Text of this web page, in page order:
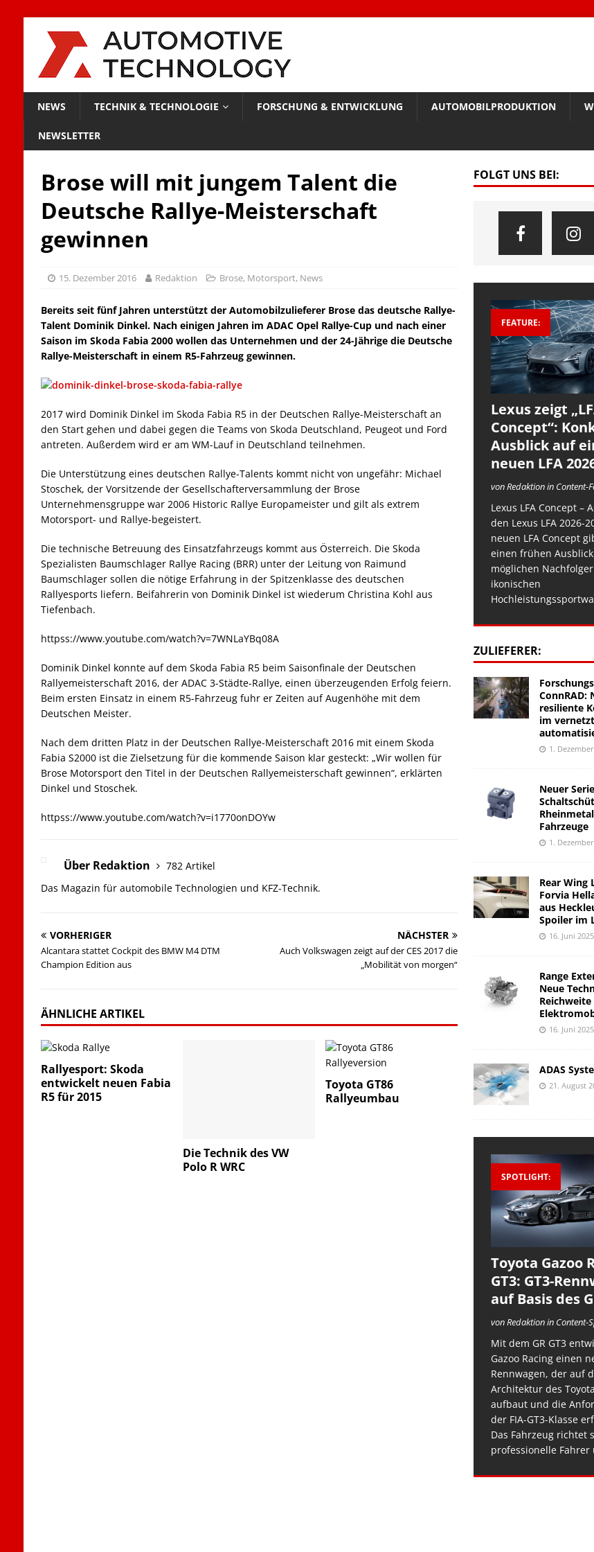
NEWS TECHNIK & TECHNOLOGIE FORSCHUNG & ENTWICKLUNG AUTOMOBILPRODUKTION
NEWSLETTER
Brose will mit jungem Talent die
Deutsche Rallye-Meisterschaft
gewinnen
15. Dezember 2016 Redaktion Brose, Motorsport, News
Bereits seit fünf Jahren unterstützt der Automobilzulieferer Brose das deutsche Rallye-
Talent Dominik Dinkel. Nach einigen Jahren im ADAC Opel Rallye-Cup und nach einer
Saison im Skoda Fabia 2000 wollen das Unternehmen und der 24-Jährige die Deutsche
Rallye-Meisterschaft in einem R5-Fahrzeug gewinnen.
2017 wird Dominik Dinkel im Skoda Fabia R5 in der Deutschen Rallye-Meisterschaft an
den Start gehen und dabei gegen die Teams von Skoda Deutschland, Peugeot und Ford
antreten. Außerdem wird er am WM-Lauf in Deutschland teilnehmen.
Die Unterstützung eines deutschen Rallye-Talents kommt nicht von ungefähr: Michael
Stoschek, der Vorsitzende der Gesellschafterversammlung der Brose
Unternehmensgruppe war 2006 Historic Rallye Europameister und gilt als extrem
Motorsport- und Rallye-begeistert.
Die technische Betreuung des Einsatzfahrzeugs kommt aus Österreich. Die Skoda
Spezialisten Baumschlager Rallye Racing (BRR) unter der Leitung von Raimund
Baumschlager sollen die nötige Erfahrung in der Spitzenklasse des deutschen
Rallyesports liefern. Beifahrerin von Dominik Dinkel ist wiederum Christina Kohl aus
Tiefenbach.
httpss://www.youtube.com/watch?v=7WNLaYBq08A
Dominik Dinkel konnte auf dem Skoda Fabia R5 beim Saisonfinale der Deutschen
Rallyemeisterschaft 2016, der ADAC 3-Städte-Rallye, einen überzeugenden Erfolg feiern.
Beim ersten Einsatz in einem R5-Fahrzeug fuhr er Zeiten auf Augenhöhe mit dem
Deutschen Meister.
Nach dem dritten Platz in der Deutschen Rallye-Meisterschaft 2016 mit einem Skoda
Fabia S2000 ist die Zielsetzung für die kommende Saison klar gesteckt: „Wir wollen für
Brose Motorsport den Titel in der Deutschen Rallyemeisterschaft gewinnen“, erklärten
Dinkel und Stoschek.
httpss://www.youtube.com/watch?v=i1770onDOYw
Über Redaktion
782 Artikel
Das Magazin für automobile Technologien und KFZ-Technik.
VORHERIGER
Alcantara stattet Cockpit des BMW M4 DTM
Champion Edition aus
NÄCHSTER
Auch Volkswagen zeigt auf der CES 2017 die
„Mobilität von morgen“
ÄHNLICHE ARTIKEL
Rallyesport: Skoda
entwickelt neuen Fabia
R5 für 2015
Die Technik des VW
Polo R WRC
Toyota GT86
Rallyeumbau
FOLGT UNS BEI:
FEATURE:
Lexus zeigt
Concept“:
Ausblick auf
neuen LFA
von Redaktion in Content-
Lexus LFA Concept –
den Lexus LFA 2026-
neuen LFA Concept
einen frühen
möglichen
ikonischen
ZULIEFERER:
ConnRAD:
resiliente
im
1.
Neuer
Fahrzeuge
1.
Rear Wing
Forvia
aus
Spoiler im
16. Juni 2025
Range
Neue
16. Juni 2025
ADAS
21. August
SPOTLIGHT:
Toyota Gazoo
GT3: GT3-
auf Basis des
von Redaktion in Content-
Mit dem GR GT3
Gazoo Racing einen
Rennwagen, der auf
Architektur des
aufbaut und die
der FIA-GT3-Klasse
Das Fahrzeug richtet
professionelle Fahrer